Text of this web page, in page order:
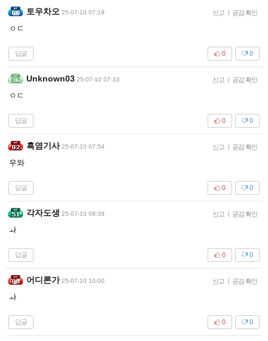
토우차오 25-07-10 07:19 신고 | 공감 확인
ㅇㄷ
답글 0
0
Unknown03 25-07-10 07:33 신고 | 공감 확인
ㅇㄷ
답글 0
0
흑염기사 25-07-10 07:54 신고 | 공감 확인
우와
답글 0
0
각자도생 25-07-10 08:38 신고 | 공감 확인
ㅘ
답글 0
0
어디론가 25-07-10 10:00 신고 | 공감 확인
ㅘ
답글 0
0